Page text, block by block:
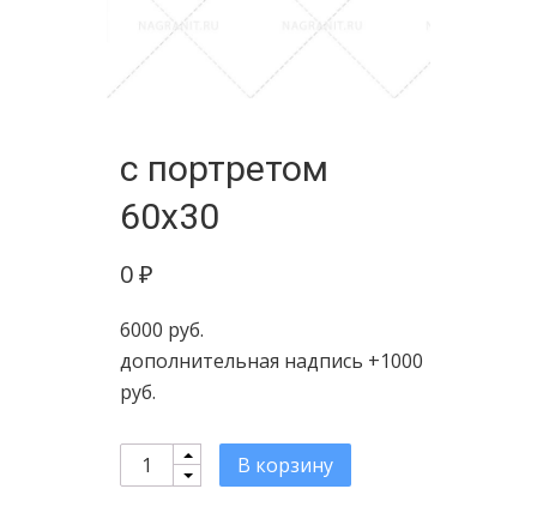
с портретом
60х30
0₽
6000 руб.
дополнительная надпись +1000
руб.
Quantity В корзину